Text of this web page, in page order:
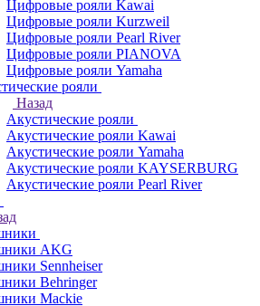
Цифровые рояли Kawai
Цифровые рояли Kurzweil
Цифровые рояли Pearl River
Цифровые рояли PIANOVA
Цифровые рояли Yamaha
рояли
Назад
Акустические рояли
Акустические рояли Kawai
Акустические рояли Yamaha
Акустические рояли KAYSERBURG
Акустические рояли Pearl River
AKG
Sennheiser
Behringer
Mackie